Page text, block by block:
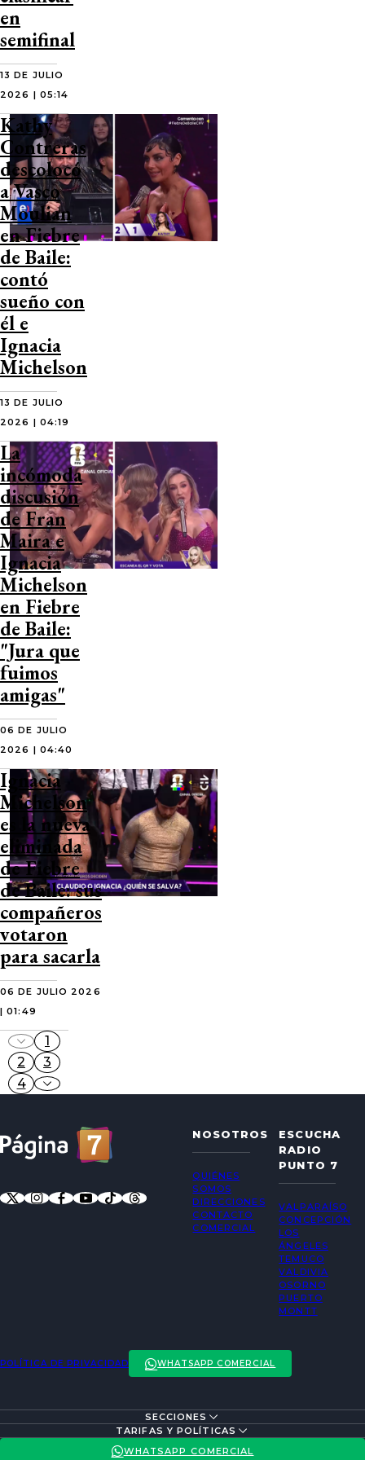
en
semifinal
13 DE JULIO
2026 | 05:14
Kathy
Contreras
descolocó
a Vasco
Moulian
en Fiebre
de Baile:
contó
sueño con
él e
Ignacia
Michelson
13 DE JULIO
2026 | 04:19
La
incómoda
discusión
de Fran
Maira e
Ignacia
Michelson
en Fiebre
de Baile:
"Jura que
fuimos
amigas"
06 DE JULIO
2026 | 04:40
Ignacia
Michelson
es la nueva
eliminada
de Fiebre
de Baile: sus
compañeros
votaron
para sacarla
06 DE JULIO 2026
| 01:49
1
2
3
4
NOSOTROS
QUIÉNES
SOMOS
DIRECCIONES
CONTACTO
COMERCIAL
ESCUCHA
RADIO
PUNTO 7
VALPARAÍSO
CONCEPCIÓN
LOS
ÁNGELES
TEMUCO
VALDIVIA
OSORNO
PUERTO
MONTT
POLÍTICA DE PRIVACIDAD WHATSAPP COMERCIAL
SECCIONES
ACTUALIDAD
TARIFAS Y POLÍTICAS
POLÍTICA DE PRIVACIDAD
WHATSAPP COMERCIAL